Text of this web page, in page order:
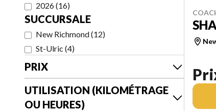
2026(16)
SUCCURSALE
New Richmond(12)
St-Ulric (4)
PRIX
UTILISATION (KILOMÉTRAGE
OU HEURES)